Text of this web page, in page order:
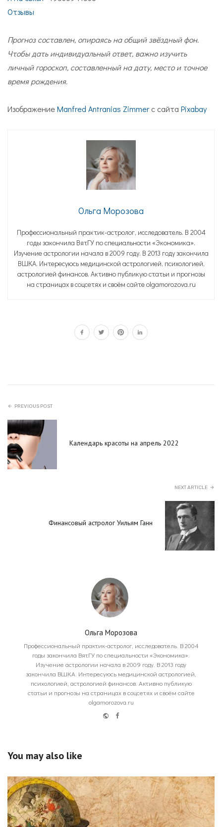
Отзывы
Прогноз составлен, опираясь на общий звёздный фон.
Чтобы дать индивидуальный ответ, важно изучить
личный гороскоп, составленный на дату, место и точное
время рождения.
ИзображениеManfred Antranias Zimmerс сайта Pixabay
Ольга Морозова
Профессиональный практик-астролог, исследователь. В 2004
годы закончила ВятГУ по специальности «Экономика».
Изучение астрологии начала в 2009 году. В 2013 году закончила
ВШКА. Интересуюсь медицинской астрологией, психологией,
астрологией финансов. Активно публикую статьи и прогнозы
на страницах в соцсетях и своём сайте olgamorozova.ru
PREVIOUS POST
Календарь красоты на апрель 2022
NEXT ARTICLE
Финансовый астролог Уильям Ганн
Ольга Морозова
Профессиональный практик-астролог, исследователь. В 2004
годы закончила ВятГУ по специальности «Экономика».
Изучение астрологии начала в 2009 году. В 2013 году
закончила ВШКА. Интересуюсь медицинской астрологией,
психологией, астрологией финансов. Активно публикую
статьи и прогнозы на страницах в соцсетях и своём сайте
olgamorozova.ru
WebsiteFacebook
You may also like